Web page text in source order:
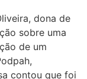
dona de
sobre uma
de um
contou que foi